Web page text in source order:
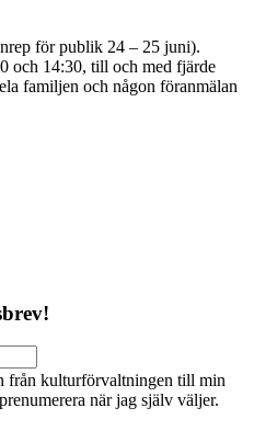
för publik 24 – 25 juni).
och 14:30, till och med fjärde
familjen och någon föranmälan
från kulturförvaltningen till min
när jag själv väljer.